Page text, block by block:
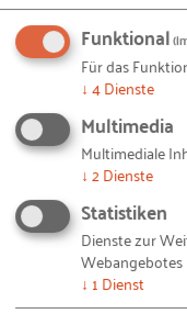
oder sich vom
Präsentation und
Strategischen
untenstehenden
großen Nachfrage
noch einmal
interessiert, kann
Großheimodermir
Leitfaden
und mittlere
Funktional
Für das
↓ 4Dienste
Multimedia
Multimediale
↓ 2Dienste
Statistiken
Dienste zur
Webangebotes
↓ 1 Dienst